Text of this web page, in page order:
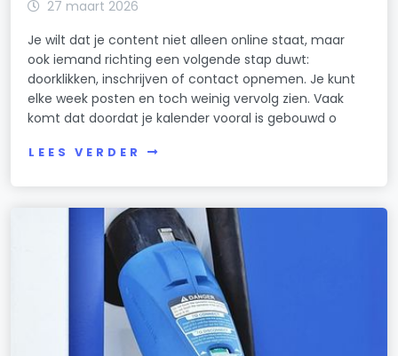
27 maart 2026
Je wilt dat je content niet alleen online staat, maar
ook iemand richting een volgende stap duwt:
doorklikken, inschrijven of contact opnemen. Je kunt
elke week posten en toch weinig vervolg zien. Vaak
komt dat doordat je kalender vooral is gebouwd o
LEES VERDER